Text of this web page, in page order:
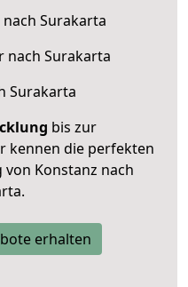
Surakarta
nach Surakarta
Surakarta
bis zur
kennen die perfekten
Konstanz nach
erhalten